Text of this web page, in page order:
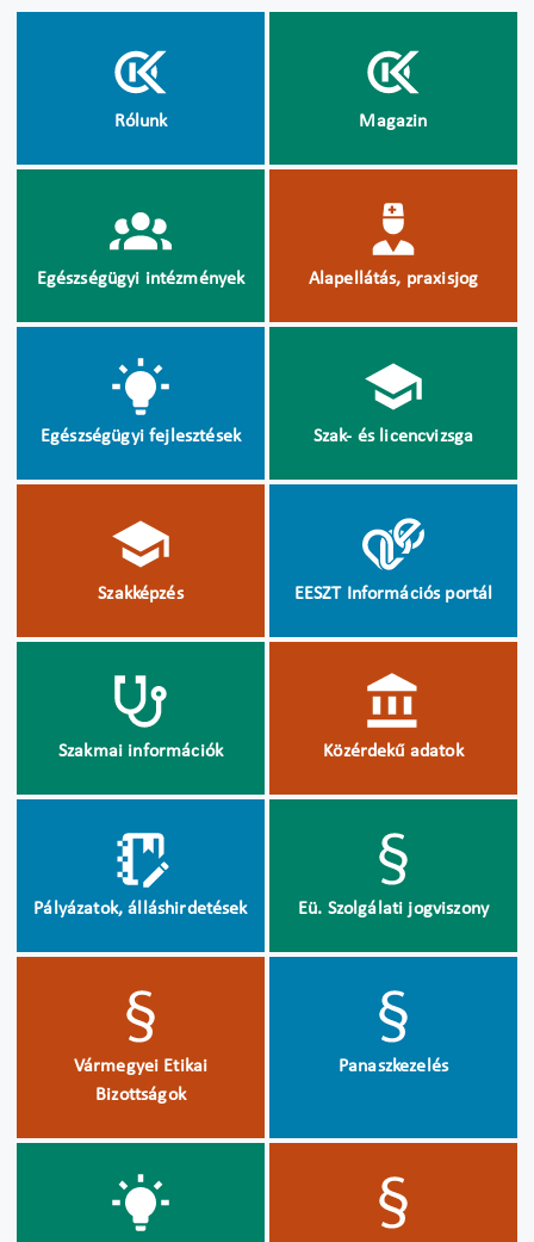
Rólunk Magazin
Egészségügyi intézmények Alapellátás, praxisjog
Egészségügyi fejlesztések Szak- és licencvizsga
Szakképzés EESZT Információs portál
Szakmai információk Közérdekű adatok
Pályázatok, álláshirdetések Eü. Szolgálati jogviszony
Vármegyei Etikai
Bizottságok
Panaszkezelés